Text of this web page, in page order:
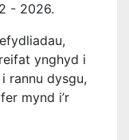
- 2026.
ynghyd i
rannu dysgu,
mynd i’r